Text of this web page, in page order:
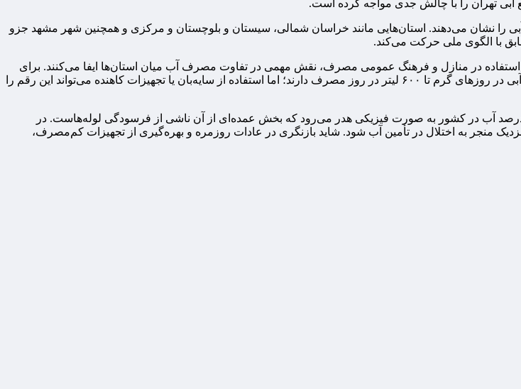
را نشان می‌دهند. استان‌هایی مانند خراسان شمالی، سیستان و بلوچستان و مرکزی و همچنین شهر مشهد جزو
استفاده در منازل و فرهنگ عمومی مصرف، نقش مهمی در تفاوت مصرف آب میان استان‌ها ایفا می‌کنند. برای
نمونه، تنها یک دقیقه باز بودن دوش حمام می‌تواند بین ۱۵ تا ۲۰ لیتر آب مصرف کند و کولرهای آبی در روزهای گرم تا ۶۰۰ لیتر در روز مصرف دارند؛ اما استفاده از سایه‌بان یا تجهیزات کاهنده می‌تواند این رقم را
کنار مصرف خانگی، مسئله هدررفت آب در شبکه‌ها نیز مطرح است؛ به‌طوری‌که حدود ۱۵ درصد آب در کشور به صورت فیزیکی هدر می‌رود که بخش عمده‌ای از آن ناشی از فرسودگی لوله‌هاست. در
نزدیک منجر به اختلال در تأمین آب شود. شاید بازنگری در عادات روزمره و بهره‌گیری از تجهیزات کم‌مصرف،